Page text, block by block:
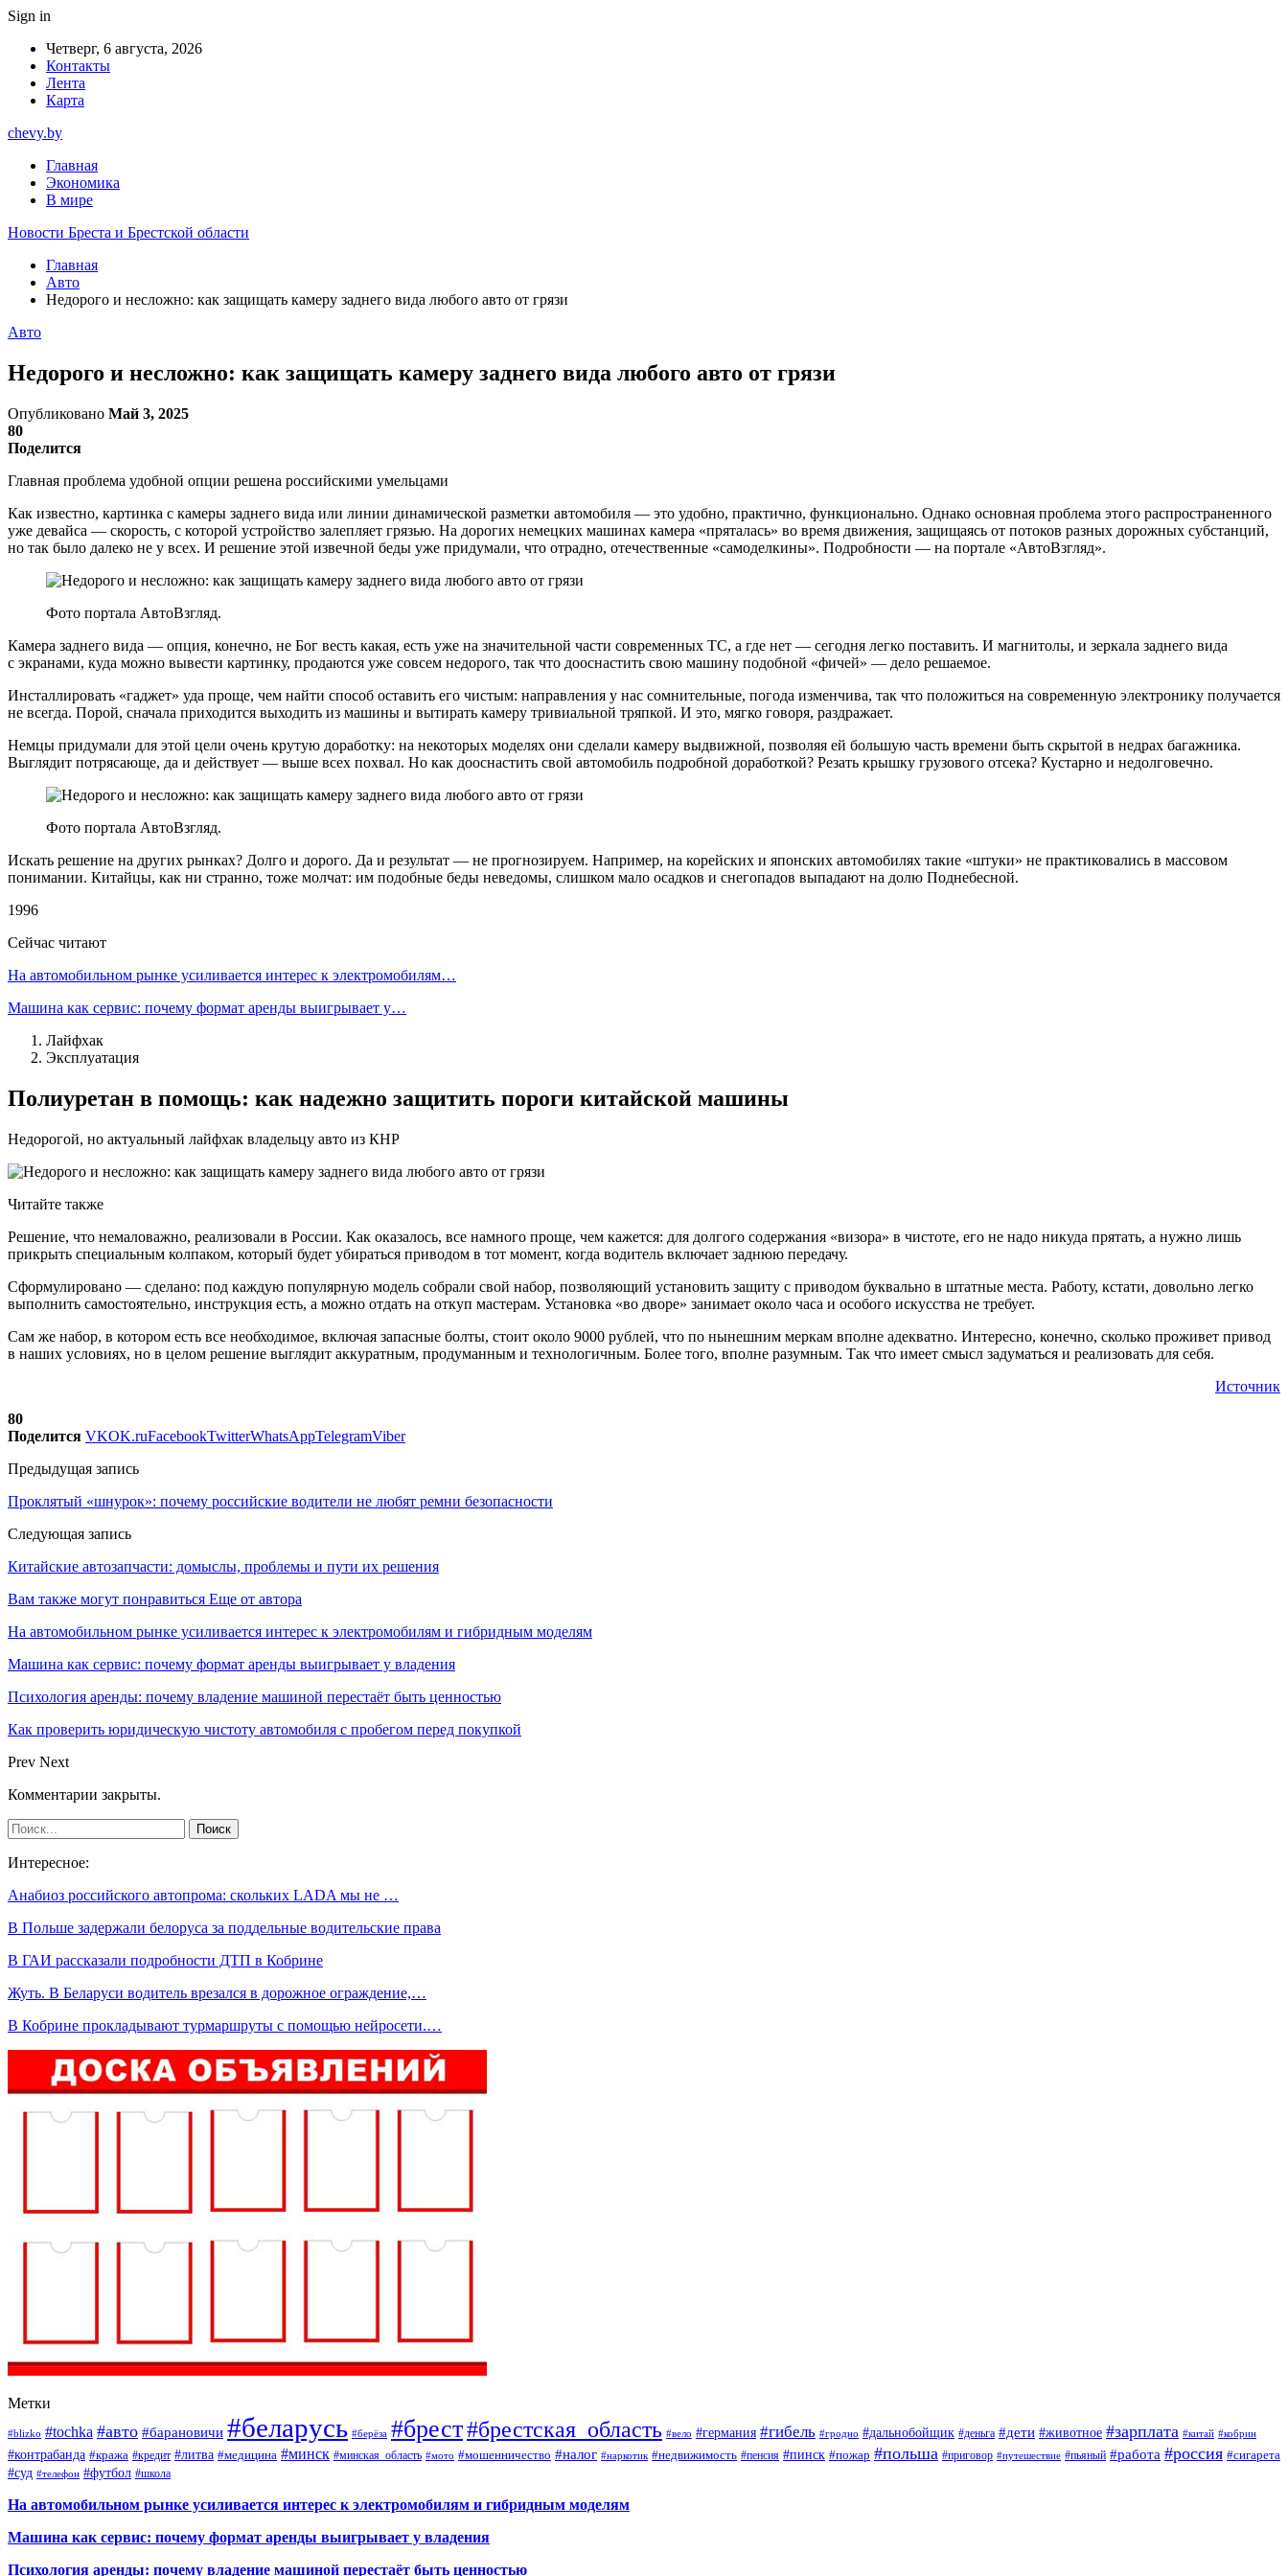
Sign in
Четверг, 6 августа, 2026
Контакты
Лента
Карта
chevy.by
Главная
Экономика
В мире
Новости Бреста и Брестской области
Главная
Авто
Недорого и несложно: как защищать камеру заднего вида любого авто от грязи
Авто
Недорого и несложно: как защищать камеру заднего вида любого авто от грязи
Опубликовано Май 3, 2025
80
Поделится
Главная проблема удобной опции решена российскими умельцами
Как известно, картинка с камеры заднего вида или линии динамической разметки автомобиля — это удобно, практично, функционально. Однако основная проблема этого распространенного
уже девайса — скорость, с которой устройство залепляет грязью. На дорогих немецких машинах камера «пряталась» во время движения, защищаясь от потоков разных дорожных субстанций,
но так было далеко не у всех. И решение этой извечной беды уже придумали, что отрадно, отечественные «самоделкины». Подробности — на портале «АвтоВзгляд».
Фото портала АвтоВзгляд.
Камера заднего вида — опция, конечно, не Бог весть какая, есть уже на значительной части современных ТС, а где нет — сегодня легко поставить. И магнитолы, и зеркала заднего вида
с экранами, куда можно вывести картинку, продаются уже совсем недорого, так что дооснастить свою машину подобной «фичей» — дело решаемое.
Инсталлировать «гаджет» уда проще, чем найти способ оставить его чистым: направления у нас сомнительные, погода изменчива, так что положиться на современную электронику получается
не всегда. Порой, сначала приходится выходить из машины и вытирать камеру тривиальной тряпкой. И это, мягко говоря, раздражает.
Немцы придумали для этой цели очень крутую доработку: на некоторых моделях они сделали камеру выдвижной, позволяя ей большую часть времени быть скрытой в недрах багажника.
Выглядит потрясающе, да и действует — выше всех похвал. Но как дооснастить свой автомобиль подробной доработкой? Резать крышку грузового отсека? Кустарно и недолговечно.
Фото портала АвтоВзгляд.
Искать решение на других рынках? Долго и дорого. Да и результат — не прогнозируем. Например, на корейских и японских автомобилях такие «штуки» не практиковались в массовом
понимании. Китайцы, как ни странно, тоже молчат: им подобные беды неведомы, слишком мало осадков и снегопадов выпадают на долю Поднебесной.
1996
Сейчас читают
На автомобильном рынке усиливается интерес к электромобилям…
Машина как сервис: почему формат аренды выигрывает у…
Лайфхак
Эксплуатация
Полиуретан в помощь: как надежно защитить пороги китайской машины
Недорогой, но актуальный лайфхак владельцу авто из КНР
Читайте также
Решение, что немаловажно, реализовали в России. Как оказалось, все намного проще, чем кажется: для долгого содержания «визора» в чистоте, его не надо никуда прятать, а нужно лишь
прикрыть специальным колпаком, который будет убираться приводом в тот момент, когда водитель включает заднюю передачу.
Сформулировано — сделано: под каждую популярную модель собрали свой набор, позволяющий установить защиту с приводом буквально в штатные места. Работу, кстати, довольно легко
выполнить самостоятельно, инструкция есть, а можно отдать на откуп мастерам. Установка «во дворе» занимает около часа и особого искусства не требует.
Сам же набор, в котором есть все необходимое, включая запасные болты, стоит около 9000 рублей, что по нынешним меркам вполне адекватно. Интересно, конечно, сколько проживет привод
в наших условиях, но в целом решение выглядит аккуратным, продуманным и технологичным. Более того, вполне разумным. Так что имеет смысл задуматься и реализовать для себя.
Источник
80
Поделится VKOK.ruFacebookTwitterWhatsAppTelegramViber
Предыдущая запись
Проклятый «шнурок»: почему российские водители не любят ремни безопасности
Следующая запись
Китайские автозапчасти: домыслы, проблемы и пути их решения
Вам также могут понравиться Еще от автора
На автомобильном рынке усиливается интерес к электромобилям и гибридным моделям
Машина как сервис: почему формат аренды выигрывает у владения
Психология аренды: почему владение машиной перестаёт быть ценностью
Как проверить юридическую чистоту автомобиля с пробегом перед покупкой
Prev Next
Комментарии закрыты.
Интересное:
Анабиоз российского автопрома: скольких LADA мы не …
В Польше задержали белоруса за поддельные водительские права
В ГАИ рассказали подробности ДТП в Кобрине
Жуть. В Беларуси водитель врезался в дорожное ограждение,…
В Кобрине прокладывают турмаршруты с помощью нейросети.…
Метки
#blizko #tochka #авто #барановичи #беларусь #берёза #брест#брестская_область #вело #германия #гибель #гродно #дальнобойщик #деньга #дети #животное #зарплата #китай #кобрин
#контрабанда #кража #кредит #литва #медицина #минск #минская_область #мото #мошенничество #налог #наркотик #недвижимость #пенсия #пинск #пожар #польша #приговор #путешествие #пьяный #работа #россия #сигарета
#суд #телефон #футбол #школа
На автомобильном рынке усиливается интерес к электромобилям и гибридным моделям
Машина как сервис: почему формат аренды выигрывает у владения
Психология аренды: почему владение машиной перестаёт быть ценностью